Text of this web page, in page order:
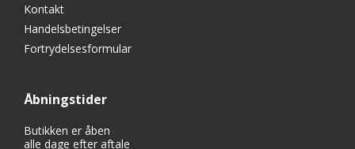
Kontakt
Handelsbetingelser
Fortrydelsesformular
Åbningstider
Butikken er åben
alle dage efter aftale